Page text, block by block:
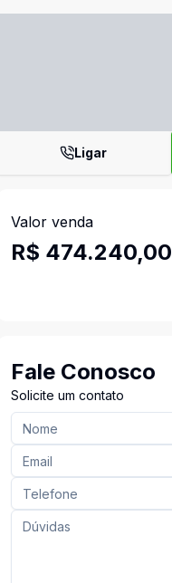
Ligar
Valor venda
R$ 474.240,00
Fale Conosco
Solicite um contato